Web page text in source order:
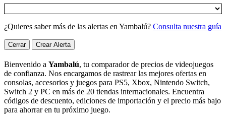
¿Quieres saber más de las alertas en Yambalú? Consulta nuestra guía
Cerrar Crear Alerta
Bienvenido a Yambalú, tu comparador de precios de videojuegos
de confianza. Nos encargamos de rastrear las mejores ofertas en
consolas, accesorios y juegos para PS5, Xbox, Nintendo Switch,
Switch 2 y PC en más de 20 tiendas internacionales. Encuentra
códigos de descuento, ediciones de importación y el precio más bajo
para ahorrar en tu próximo juego.